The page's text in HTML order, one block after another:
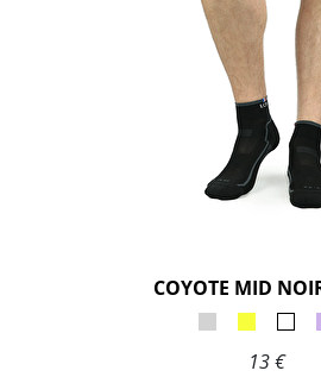
COYOTE MID
13 €